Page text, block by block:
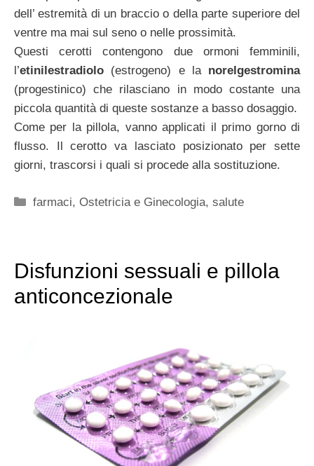
dell’ estremità di un braccio o della parte superiore del
ventre ma mai sul seno o nelle prossimità.
Questi cerotti contengono due ormoni femminili,
l’etinilestradiolo (estrogeno) e la norelgestromina
(progestinico) che rilasciano in modo costante una
piccola quantità di queste sostanze a basso dosaggio.
Come per la pillola, vanno applicati il primo gorno di
flusso. Il cerotto va lasciato posizionato per sette
giorni, trascorsi i quali si procede alla sostituzione.
Categorie
farmaci,Ostetricia e Ginecologia,salute
Disfunzioni sessuali e pillola
anticoncezionale